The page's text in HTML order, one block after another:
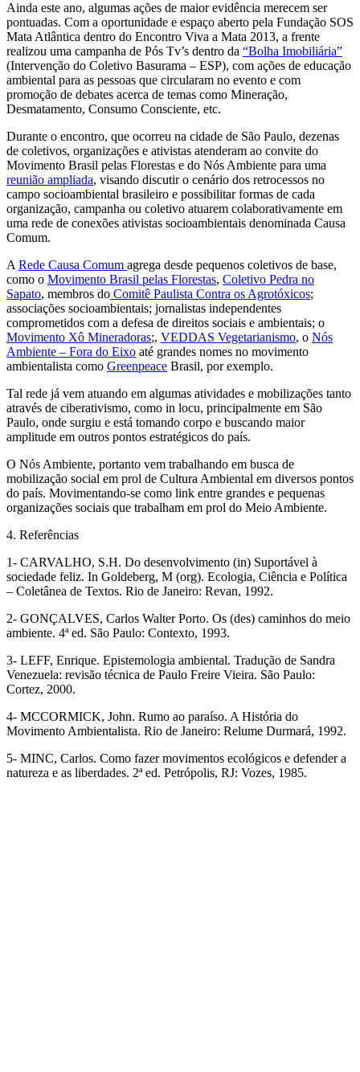
Ainda este ano, algumas ações de maior evidência merecem ser
pontuadas. Com a oportunidade e espaço aberto pela Fundação SOS
Mata Atlântica dentro do Encontro Viva a Mata 2013, a frente
realizou uma campanha de Pós Tv’s dentro da “Bolha Imobiliária”
(Intervenção do Coletivo Basurama – ESP), com ações de educação
ambiental para as pessoas que circularam no evento e com
promoção de debates acerca de temas como Mineração,
Desmatamento, Consumo Consciente, etc.
Durante o encontro, que ocorreu na cidade de São Paulo, dezenas
de coletivos, organizações e ativistas atenderam ao convite do
Movimento Brasil pelas Florestas e do Nós Ambiente para uma
reunião ampliada, visando discutir o cenário dos retrocessos no
campo socioambiental brasileiro e possibilitar formas de cada
organização, campanha ou coletivo atuarem colaborativamente em
uma rede de conexões ativistas socioambientais denominada Causa
Comum.
A Rede Causa Comum agrega desde pequenos coletivos de base,
como o Movimento Brasil pelas Florestas, Coletivo Pedra no
Sapato, membros do Comitê Paulista Contra os Agrotóxicos;
associações socioambientais; jornalistas independentes
comprometidos com a defesa de direitos sociais e ambientais; o
Movimento Xô Mineradoras;, VEDDAS Vegetarianismo, o Nós
Ambiente – Fora do Eixo até grandes nomes no movimento
ambientalista como Greenpeace Brasil, por exemplo.
Tal rede já vem atuando em algumas atividades e mobilizações tanto
através de ciberativismo, como in locu, principalmente em São
Paulo, onde surgiu e está tomando corpo e buscando maior
amplitude em outros pontos estratégicos do país.
O Nós Ambiente, portanto vem trabalhando em busca de
mobilização social em prol de Cultura Ambiental em diversos pontos
do país. Movimentando-se como link entre grandes e pequenas
organizações sociais que trabalham em prol do Meio Ambiente.
4. Referências
1- CARVALHO, S.H. Do desenvolvimento (in) Suportável à
sociedade feliz. In Goldeberg, M (org). Ecologia, Ciência e Política
– Coletânea de Textos. Rio de Janeiro: Revan, 1992.
2- GONÇALVES, Carlos Walter Porto. Os (des) caminhos do meio
ambiente. 4ª ed. São Paulo: Contexto, 1993.
3- LEFF, Enrique. Epistemologia ambiental. Tradução de Sandra
Venezuela: revisão técnica de Paulo Freire Vieira. São Paulo:
Cortez, 2000.
4- MCCORMICK, John. Rumo ao paraíso. A História do
Movimento Ambientalista. Rio de Janeiro: Relume Durmará, 1992.
5- MINC, Carlos. Como fazer movimentos ecológicos e defender a
natureza e as liberdades. 2ª ed. Petrópolis, RJ: Vozes, 1985.